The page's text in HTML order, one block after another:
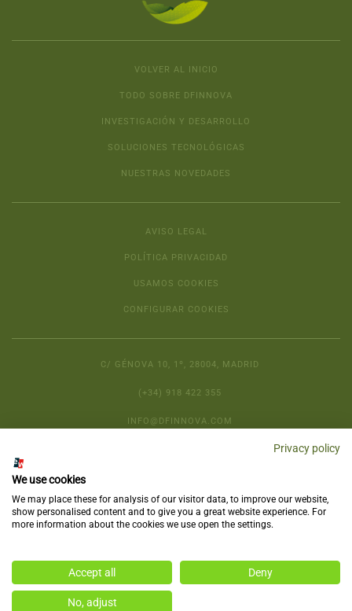
VOLVER AL INICIO
TODO SOBRE DFINNOVA
INVESTIGACIÓN Y DESARROLLO
SOLUCIONES TECNOLÓGICAS
NUESTRAS NOVEDADES
AVISO LEGAL
POLÍTICA PRIVACIDAD
USAMOS COOKIES
CONFIGURAR COOKIES
C/ GÉNOVA 10, 1º, 28004, MADRID
(+34) 918 422 355
INFO@DFINNOVA.COM
Privacy policy
We use cookies
We may place these for analysis of our visitor data, to improve our website,
show personalised content and to give you a great website experience. For
more information about the cookies we use open the settings.
Accept all Deny
No, adjust